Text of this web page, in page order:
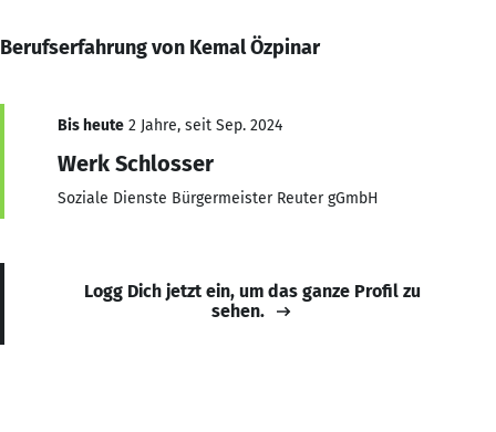
Berufserfahrung von Kemal Özpinar
Bis heute 2 Jahre, seit Sep. 2024
Werk Schlosser
Soziale Dienste Bürgermeister Reuter gGmbH
Logg Dich jetzt ein, um das ganze Profil zu
sehen.